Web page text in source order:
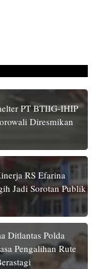
PT BTIIG-IHIP
Diresmikan
RS Efarina
Jadi Sorotan Publik
Ditlantas Polda
Pengalihan Rute